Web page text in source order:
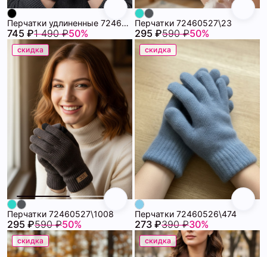
Перчатки удлиненные 72460529\15
745 ₽1 490 ₽50%
Перчатки 72460527\23
295 ₽590 ₽50%
скидка
Перчатки 72460527\1008
295 ₽590 ₽50%
скидка
Перчатки 72460526\474
273 ₽390 ₽30%
скидка скидка